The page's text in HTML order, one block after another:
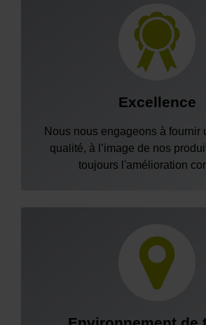
Excellence
Nous nous engageons à fournir
qualité, à l’image de nos
toujours l'amélioration